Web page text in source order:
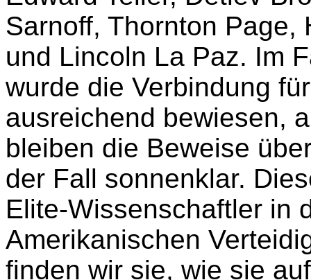
Sarnoff, Thornton Page,
und Lincoln La Paz. Im
wurde die Verbindung
ausreichend bewiesen,
bleiben die Beweise
der Fall sonnenklar.
Elite-Wissenschaftler in
Amerikanischen
finden wir sie, wie sie